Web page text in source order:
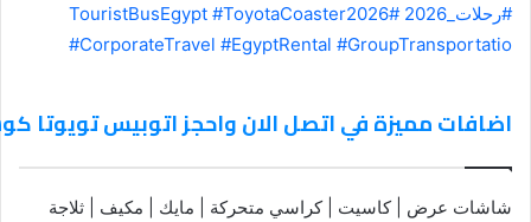
#رحلات_2026
#TouristBusEgypt
#ToyotaCoaster2026
#CorporateTravel #EgyptRental #GroupTransportatio
اضافات مميزة في اتصل الان واحجز اتوبيس تويوتا
شاشات عرض | كاسيت | كراسي متحركة | مايك | مكيف | ثلاجة